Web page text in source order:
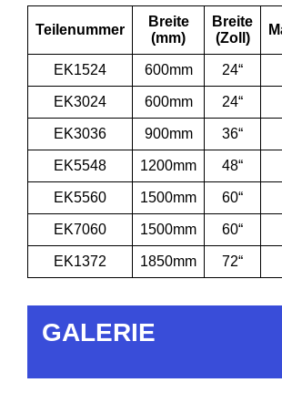
Teilenummer
Breite
(mm)
Breite
(Zoll)
EK1524 600mm 24“
EK3024 600mm 24“
EK3036 900mm 36“
EK5548 1200mm 48“
EK5560 1500mm 60“
EK7060 1500mm 60“
EK1372 1850mm 72“
GALERIE